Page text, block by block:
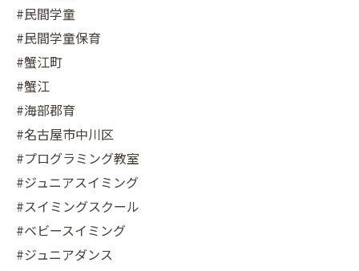
#民間学童
#民間学童保育
#蟹江町
#蟹江
#海部郡育
#名古屋市中川区
#プログラミング教室
#ジュニアスイミング
#スイミングスクール
#ベビースイミング
#ジュニアダンス